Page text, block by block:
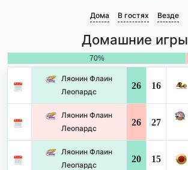
Дома В гостях Везде
Домашние игры
70%
Ляонин Флаин
Леопардс
26 16
Ляонин Флаин
Леопардс
26 27
Ляонин Флаин
Леопардс
20 15